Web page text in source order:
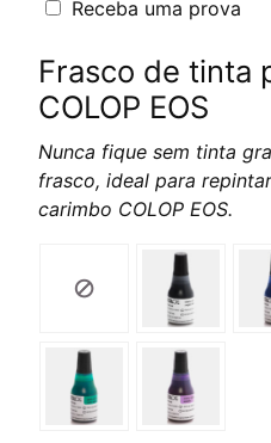
Receba uma prova
Frasco de tinta
COLOP EOS
Nunca fique sem tinta
frasco, ideal para
carimbo COLOP EOS.